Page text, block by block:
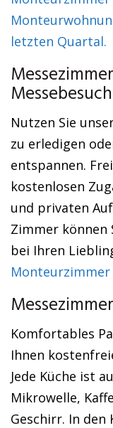
letzten Quartal.
Nutzen Sie
zu erledigen
entspannen.
kostenlosen
und privaten
Zimmer können
bei Ihren
Komfortables
Ihnen
Jede Küche ist
Mikrowelle,
Geschirr. In